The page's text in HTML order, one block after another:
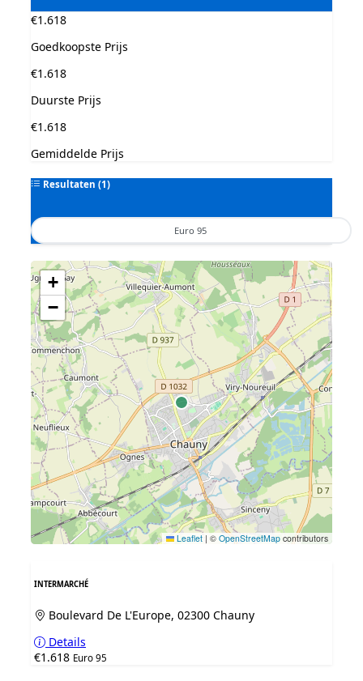
€1.618
Goedkoopste Prijs
€1.618
Duurste Prijs
€1.618
Gemiddelde Prijs
Resultaten (1)
Euro 95
Geen tankstations met locatiegegevens gevonden.
De kaart kan niet worden weergegeven zonder GPS coördinaten.
+
−
Leaflet | © OpenStreetMap contributors
INTERMARCHÉ
Boulevard De L'Europe, 02300 Chauny
Details
€1.618 Euro 95